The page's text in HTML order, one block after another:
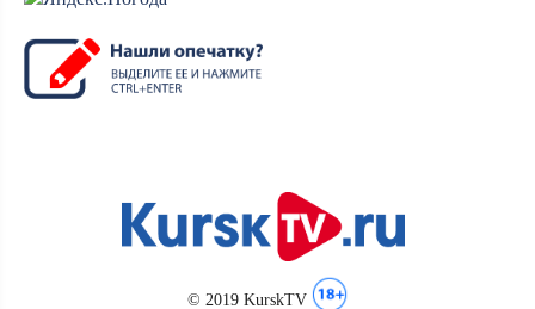
© 2019 KurskTV